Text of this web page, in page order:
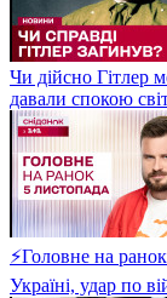
Чи дійсно Гітлер
давали спокою
⚡Головне на
Україні, удар по